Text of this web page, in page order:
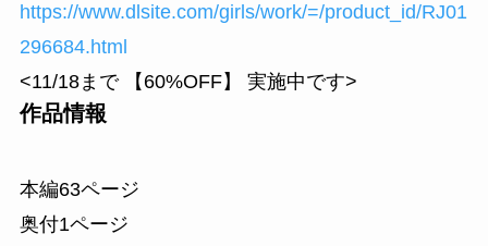
https://www.dlsite.com/girls/work/=/product_id/RJ01
296684.html
<11/18まで 【60%OFF】 実施中です>
作品情報
本編63ページ
奥付1ページ